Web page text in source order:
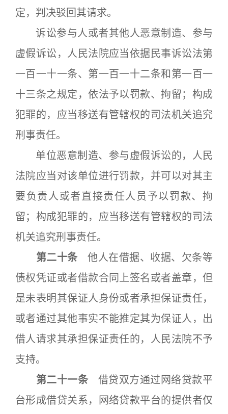
定，判决驳回其请求。
诉讼参与人或者其他人恶意制造、参与
虚假诉讼，人民法院应当依据民事诉讼法第
一百一十一条、第一百一十二条和第一百一
十三条之规定，依法予以罚款、拘留；构成
犯罪的，应当移送有管辖权的司法机关追究
刑事责任。
单位恶意制造、参与虚假诉讼的，人民
法院应当对该单位进行罚款，并可以对其主
要负责人或者直接责任人员予以罚款、拘
留；构成犯罪的，应当移送有管辖权的司法
机关追究刑事责任。
第二十条 他人在借据、收据、欠条等
债权凭证或者借款合同上签名或者盖章，但
是未表明其保证人身份或者承担保证责任，
或者通过其他事实不能推定其为保证人，出
借人请求其承担保证责任的，人民法院不予
支持。
第二十一条 借贷双方通过网络贷款平
台形成借贷关系，网络贷款平台的提供者仅